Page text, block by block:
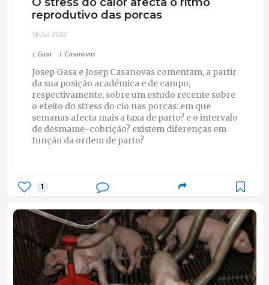
reprodutivo das porcas
18-Jul-2022
J. Gasa J. Casanovas
Josep Gasa e Josep Casanovas comentam, a partir
da sua posição académica e de campo,
respectivamente, sobre um estudo recente sobre
o efeito do stress do cio nas porcas: em que
semanas afecta mais a taxa de parto? e o intervalo
de desmame-cobrição? existem diferenças em
função da ordem de parto?
1